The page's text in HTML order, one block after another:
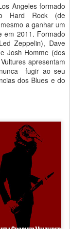
Angeles formado
Hard Rock (de
a ganhar um
em 2011. Formado
Zeppelin), Dave
Josh Homme (dos
apresentam
fugir ao seu
dos Blues e do